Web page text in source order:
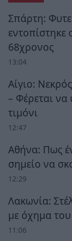
Σπάρτη:
εντοπίστηκε
68χρονος
13:04
Αίγιο:
– Φέρεται
τιμόνι
12:47
Αθήνα: Πως
σημείο να
12:29
Λακωνία:
με όχημα
11:06